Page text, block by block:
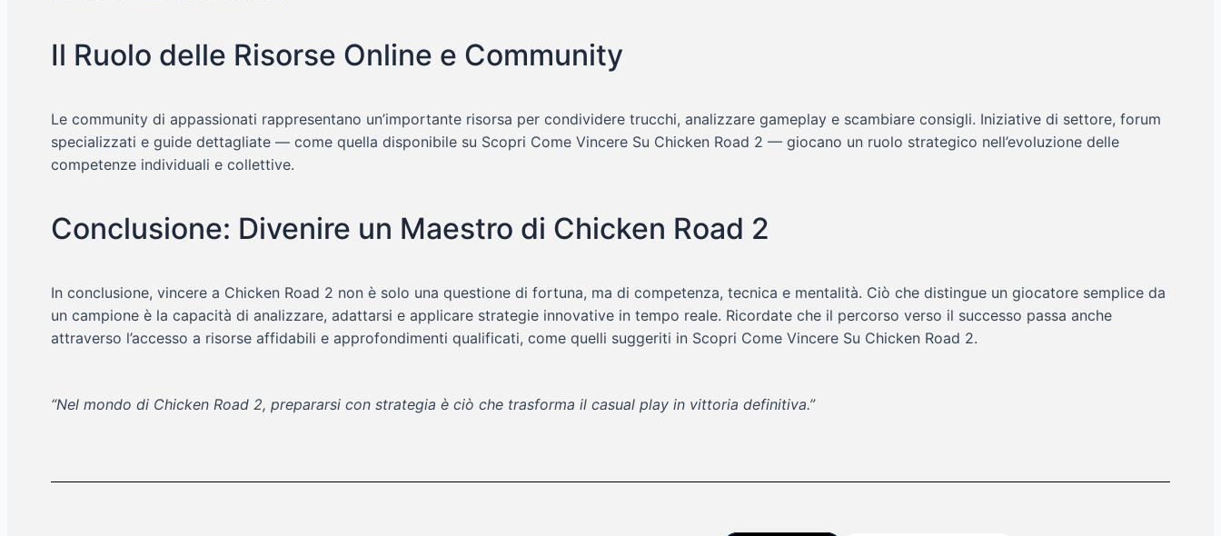
Il Ruolo delle Risorse Online e Community
Le community di appassionati rappresentano un’importante risorsa per condividere trucchi, analizzare gameplay e scambiare consigli. Iniziative di settore, forum
specializzati e guide dettagliate — come quella disponibile su Scopri Come Vincere Su Chicken Road 2 — giocano un ruolo strategico nell’evoluzione delle
competenze individuali e collettive.
Conclusione: Divenire un Maestro di Chicken Road 2
In conclusione, vincere a Chicken Road 2 non è solo una questione di fortuna, ma di competenza, tecnica e mentalità. Ciò che distingue un giocatore semplice da
un campione è la capacità di analizzare, adattarsi e applicare strategie innovative in tempo reale. Ricordate che il percorso verso il successo passa anche
attraverso l’accesso a risorse affidabili e approfondimenti qualificati, come quelli suggeriti in Scopri Come Vincere Su Chicken Road 2.
“Nel mondo di Chicken Road 2, prepararsi con strategia è ciò che trasforma il casual play in vittoria definitiva.”